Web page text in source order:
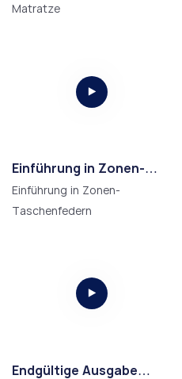
Matratze
Einführung in Zonen-
Taschenfedern
Einführung in Zonen-
Taschenfedern
Endgültige Ausgabe